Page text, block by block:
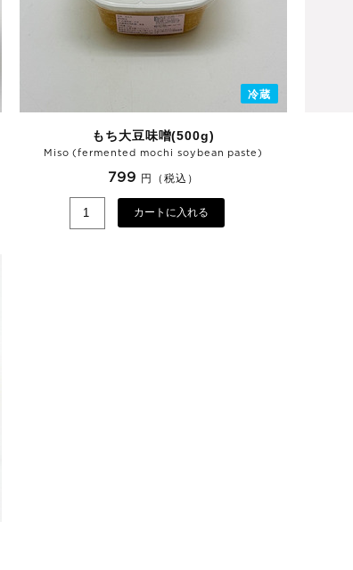
冷蔵
もち大豆味噌(500g)
Miso (fermented mochi soybean paste)
799 円（税込）
カートに入れる